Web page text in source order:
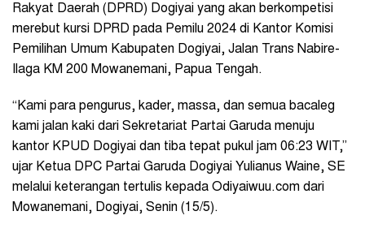
Rakyat Daerah (DPRD) Dogiyai yang akan berkompetisi
merebut kursi DPRD pada Pemilu 2024 di Kantor Komisi
Pemilihan Umum Kabupaten Dogiyai, Jalan Trans Nabire-
Ilaga KM 200 Mowanemani, Papua Tengah.
“Kami para pengurus, kader, massa, dan semua bacaleg
kami jalan kaki dari Sekretariat Partai Garuda menuju
kantor KPUD Dogiyai dan tiba tepat pukul jam 06:23 WIT,”
ujar Ketua DPC Partai Garuda Dogiyai Yulianus Waine, SE
melalui keterangan tertulis kepada Odiyaiwuu.com dari
Mowanemani, Dogiyai, Senin (15/5).